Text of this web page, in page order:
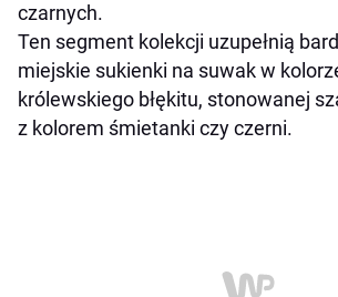
czarnych.
Ten segment kolekcji uzupełnią
miejskie sukienki na suwak w
królewskiego błękitu, stonowanej
z kolorem śmietanki czy czerni.